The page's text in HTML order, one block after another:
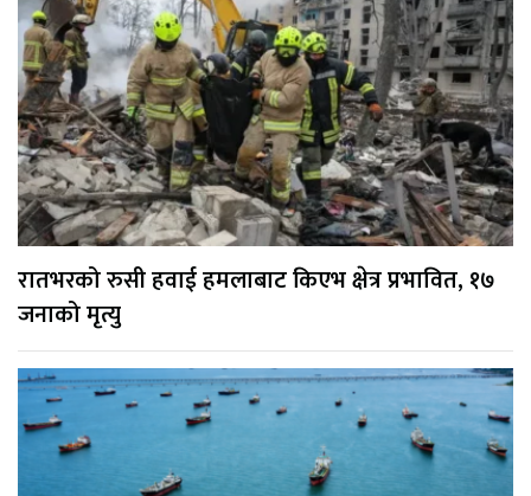
रातभरको रुसी हवाई हमलाबाट किएभ क्षेत्र प्रभावित, १७
जनाको मृत्यु